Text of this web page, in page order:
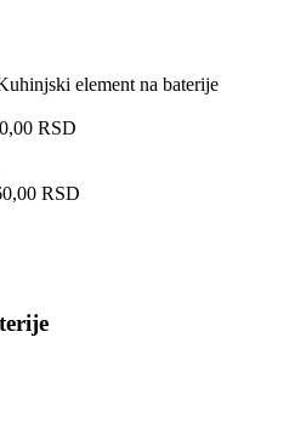
element na baterije
RSD
RSD